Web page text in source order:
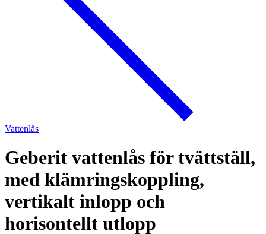
Vattenlås
Geberit vattenlås för tvättställ,
med klämringskoppling,
vertikalt inlopp och
horisontellt utlopp